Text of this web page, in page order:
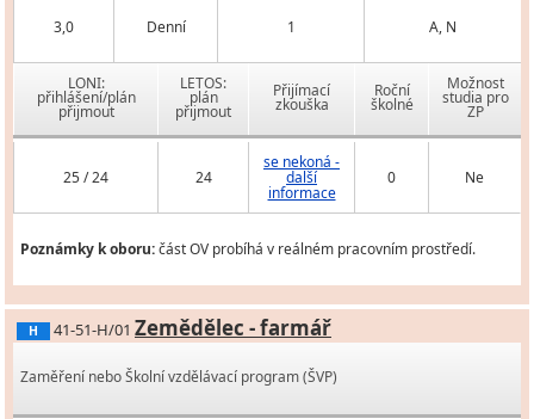
3,0 Denní 1 A, N
LONI:
přihlášení/plán
přijmout
LETOS:
plán
přijmout
Přijímací
zkouška
Roční
školné
Možnost
studia pro
ZP
25 / 24 24
se nekoná -
další
informace
0 Ne
Poznámky k oboru:část OV probíhá v reálném pracovním prostředí.
H 41-51-H/01 Zemědělec - farmář
Zaměření nebo Školní vzdělávací program (ŠVP)